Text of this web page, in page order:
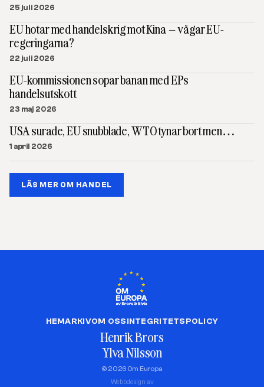
25 juli 2026
EU hotar med handelskrig mot Kina – vågar EU-
regeringarna?
22 juli 2026
EU-kommissionen sopar banan med EPs
handelsutskott
23 maj 2026
USA surade, EU snubblade, WTO tynar bort men…
1 april 2026
LÄS MER OM HANDEL
HEMARKIVOM OSSINTEGRITETSPOLICY
Henrik Brors
Ylva Nilsson
© 2026 Om Europa
Webbdesign av